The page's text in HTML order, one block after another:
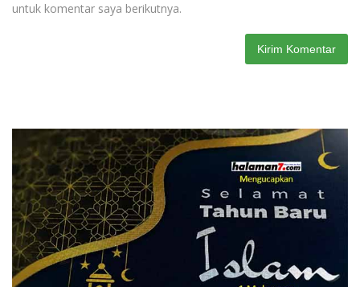
untuk komentar saya berikutnya.